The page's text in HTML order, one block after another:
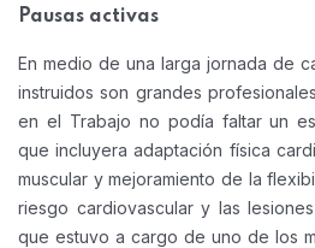
Pausas activas
En medio de una larga jornada de
instruidos son grandes
en el Trabajo no podía faltar un
que incluyera adaptación física
muscular y mejoramiento de la
riesgo cardiovascular y las
que estuvo a cargo de uno de los